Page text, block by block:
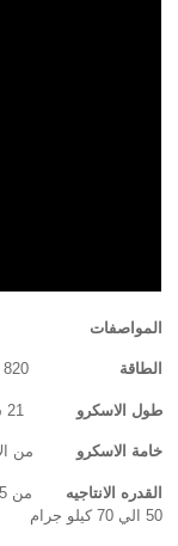
المواصفات
الطاقة 820 واط
طول الاسكرو
خامة الاسكرو من
القدره الانتاجيه
50 الي 70 كيلو جرام